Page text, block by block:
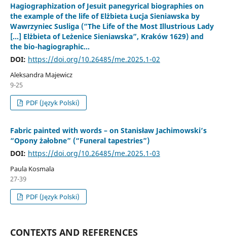
Hagiographization of Jesuit panegyrical biographies on
the example of the life of Elżbieta Łucja Sieniawska by
Wawrzyniec Susliga (“The Life of the Most Illustrious Lady
[…] Elżbieta of Leżenice Sieniawska”, Kraków 1629) and
the bio-hagiographic...
DOI: https://doi.org/10.26485/me.2025.1-02
Aleksandra Majewicz
9-25
PDF (Język Polski)
Fabric painted with words – on Stanisław Jachimowski’s
“Opony żałobne” (“Funeral tapestries”)
DOI: https://doi.org/10.26485/me.2025.1-03
Paula Kosmala
27-39
PDF (Język Polski)
CONTEXTS AND REFERENCES